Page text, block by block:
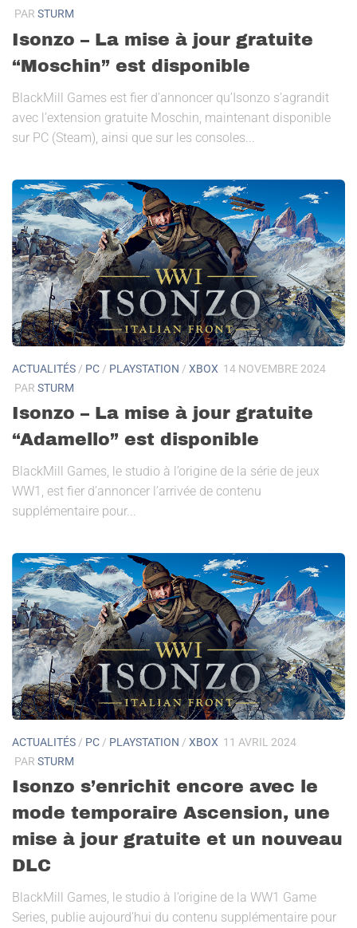
PAR STURM
Isonzo – La mise à jour gratuite
“Moschin” est disponible
BlackMill Games est fier d’annoncer qu’Isonzo s’agrandit
avec l’extension gratuite Moschin, maintenant disponible
sur PC (Steam), ainsi que sur les consoles...
ACTUALITÉS / PC / PLAYSTATION / XBOX 14 NOVEMBRE 2024
PAR STURM
Isonzo – La mise à jour gratuite
“Adamello” est disponible
BlackMill Games, le studio à l’origine de la série de jeux
WW1, est fier d’annoncer l’arrivée de contenu
supplémentaire pour...
ACTUALITÉS / PC / PLAYSTATION / XBOX 11 AVRIL 2024
PAR STURM
Isonzo s’enrichit encore avec le
mode temporaire Ascension, une
mise à jour gratuite et un nouveau
DLC
BlackMill Games, le studio à l’origine de la WW1 Game
Series, publie aujourd’hui du contenu supplémentaire pour